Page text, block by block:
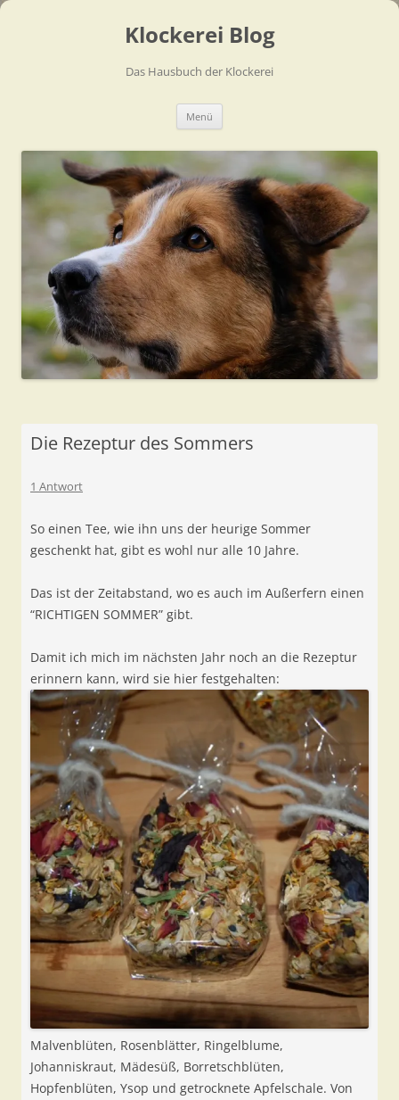
Klockerei Blog
Das Hausbuch der Klockerei
Menü
Die Rezeptur des Sommers
1 Antwort
So einen Tee, wie ihn uns der heurige Sommer
geschenkt hat, gibt es wohl nur alle 10 Jahre.
Das ist der Zeitabstand, wo es auch im Außerfern einen
“RICHTIGEN SOMMER” gibt.
Damit ich mich im nächsten Jahr noch an die Rezeptur
erinnern kann, wird sie hier festgehalten:
Malvenblüten, Rosenblätter, Ringelblume,
Johanniskraut, Mädesüß, Borretschblüten,
Hopfenblüten, Ysop und getrocknete Apfelschale. Von